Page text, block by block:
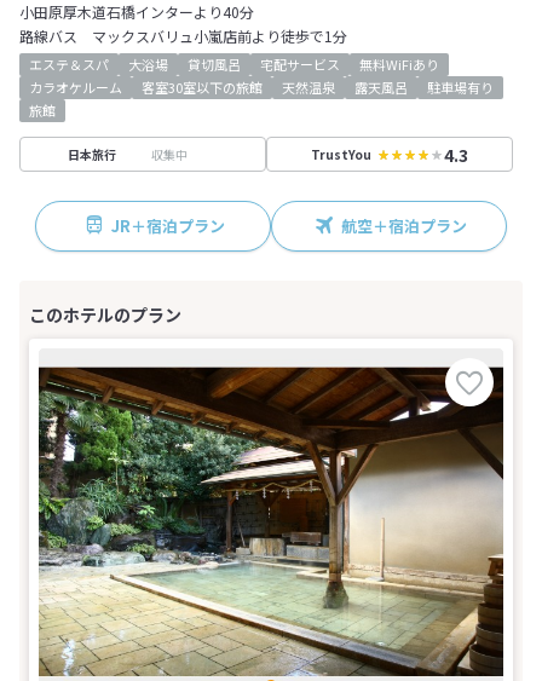
小田原厚木道石橋インターより40分
路線バス マックスバリュ小嵐店前より徒歩で1分
エステ＆スパ 大浴場 貸切風呂 宅配サービス
無料WiFiあり
カラオケルーム
客室30室以下の旅館 天然温泉 露天風呂
駐車場有り
旅館
日本旅行 収集中 TrustYou 4.3
JR＋宿泊プラン 航空＋宿泊プラン